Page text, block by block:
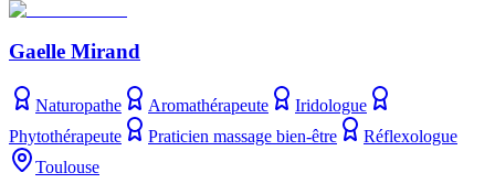
Gaelle Mirand
Naturopathe Aromathérapeute
Iridologue
Phytothérapeute
Praticien massage bien-être
Réflexologue
Toulouse